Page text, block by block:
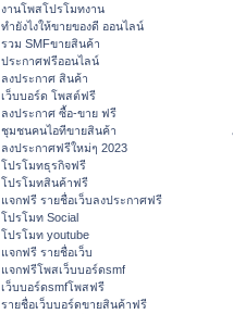
งานโพสโปรโมทงาน
ทํายังไงให้ขายของดี ออนไลน์
รวม SMFขายสินค้า
ประกาศฟรีออนไลน์
ลงประกาศ สินค้า
เว็บบอร์ด โพสต์ฟรี
ลงประกาศ ซื้อ-ขาย ฟรี
ชุมชนคนไอทีขายสินค้า
ลงประกาศฟรีใหม่ๆ 2023
โปรโมทธุรกิจฟรี
โปรโมทสินค้าฟรี
แจกฟรี รายชื่อเว็บลงประกาศฟรี
โปรโมท Social
โปรโมท youtube
แจกฟรี รายชื่อเว็บ
แจกฟรีโพสเว็บบอร์ดsmf
เว็บบอร์ดsmfโพสฟรี
รายชื่อเว็บบอร์ดขายสินค้าฟรี